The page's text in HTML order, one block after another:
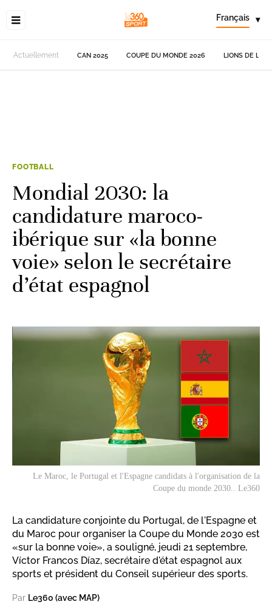
Français ▾
Actuellement CAN 2025 COUPE DU MONDE 2026 LIONS DE
FOOTBALL
Mondial 2030: la
candidature maroco-
ibérique sur «la bonne
voie» selon le secrétaire
d’état espagnol
Le Maroc, le Portugal et l'Espagne candidats à l'organisation de la
Coupe du monde 2030.. Le360
La candidature conjointe du Portugal, de l'Espagne et
du Maroc pour organiser la Coupe du Monde 2030 est
«sur la bonne voie», a souligné, jeudi 21 septembre,
Víctor Francos Díaz, secrétaire d'état espagnol aux
sports et président du Conseil supérieur des sports.
Par Le360 (avec MAP)